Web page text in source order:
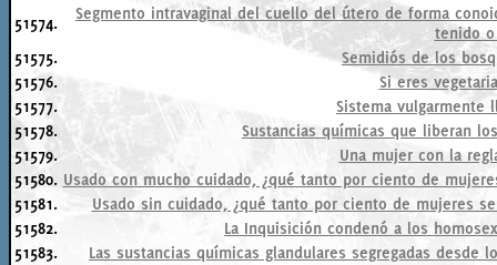
51574.
Segmento intravaginal del cuello del útero de forma
tenido
51575.
Semidiós de los
51576.
Si eres
51577.
Sistema vulgarmente
51578.
Sustancias químicas que liberan
51579.
Una mujer con la
51580. Usado con mucho cuidado, ¿qué tanto por ciento de
51581.
Usado sin cuidado, ¿qué tanto por ciento de mujeres
51582.
La Inquisición condenó a los
51583.
Las sustancias químicas glandulares segregadas